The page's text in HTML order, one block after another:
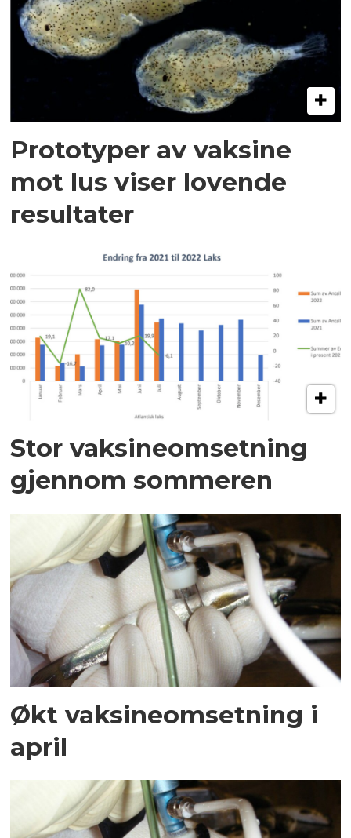
Prototyper av vaksine
mot lus viser lovende
resultater
Stor vaksineomsetning
gjennom sommeren
Økt vaksineomsetning i
april